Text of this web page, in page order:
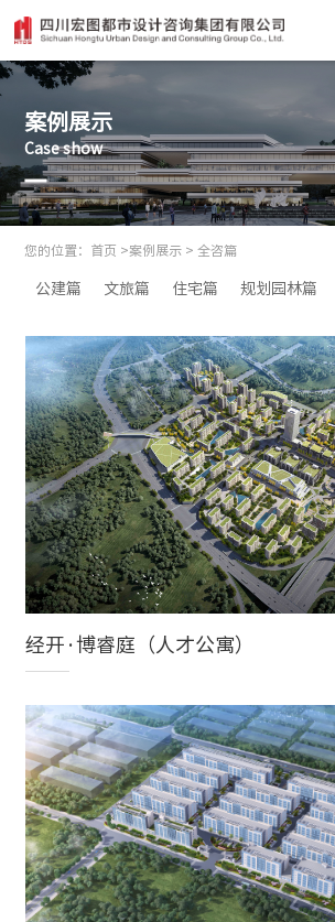
案例展示
Case show
您的位置： 首页 >案例展示 > 全咨篇
公建篇 文旅篇 住宅篇 规划园林篇
经开·博睿庭（人才公寓）